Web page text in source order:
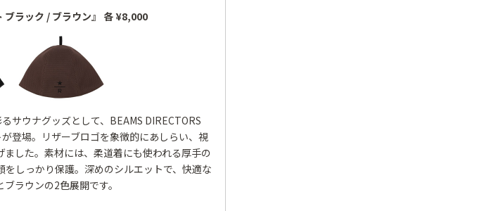
ブラック / ブラウン』 各 ¥8,000
サウナグッズとして、BEAMS DIRECTORS
登場。リザーブロゴを象徴的にあしらい、視
した。素材には、柔道着にも使われる厚手の
しっかり保護。深めのシルエットで、快適な
ラウンの2色展開です。